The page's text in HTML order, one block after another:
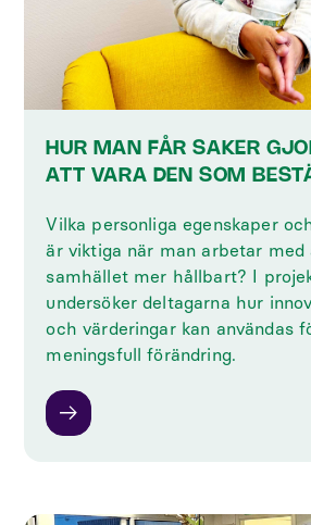
HUR MAN FÅR SAKER
ATT VARA DEN SOM
Vilka personliga egenskaper
är viktiga när man arbetar med
samhället mer hållbart? I
undersöker deltagarna hur
och värderingar kan användas
meningsfull förändring.